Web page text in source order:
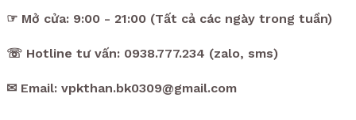
☞ Mở cửa: 9:00 - 21:00 (Tất cả các ngày trong tuần)
☏ Hotline tư vấn: 0938.777.234 (zalo, sms)
✉ Email: vpkthan.bk0309@gmail.com